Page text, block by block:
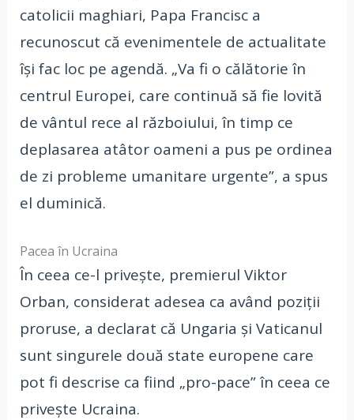
catolicii maghiari, Papa Francisc a
recunoscut că evenimentele de actualitate
îşi fac loc pe agendă. „Va fi o călătorie în
centrul Europei, care continuă să fie lovită
de vântul rece al războiului, în timp ce
deplasarea atâtor oameni a pus pe ordinea
de zi probleme umanitare urgente”, a spus
el duminică.
Pacea în Ucraina
În ceea ce-l priveşte, premierul Viktor
Orban, considerat adesea ca având poziţii
proruse, a declarat că Ungaria şi Vaticanul
sunt singurele două state europene care
pot fi descrise ca fiind „pro-pace” în ceea ce
priveşte Ucraina.